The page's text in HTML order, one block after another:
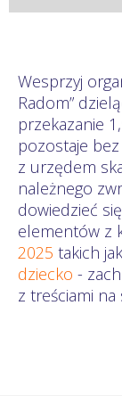
Wesprzyj
Radom”
przekazanie
pozostaje
z urzędem
należnego
dowiedzieć
elementów z
2025 takich jak
dziecko -
z treściami